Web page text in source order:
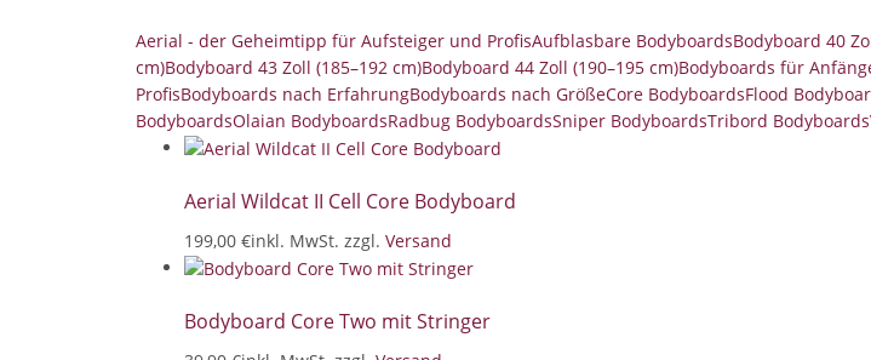
Aerial - der Geheimtipp für Aufsteiger und ProfisAufblasbare BodyboardsBodyboard 40
cm)Bodyboard 43 Zoll (185–192 cm)Bodyboard 44 Zoll (190–195 cm)Bodyboards für
ProfisBodyboards nach ErfahrungBodyboards nach GrößeCore BodyboardsFlood
BodyboardsOlaian BodyboardsRadbug BodyboardsSniper BodyboardsTribord Bodyboards
Aerial Wildcat II Cell Core Bodyboard
199,00 €inkl. MwSt. zzgl. Versand
Bodyboard Core Two mit Stringer